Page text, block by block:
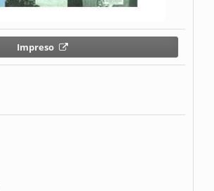
Impreso